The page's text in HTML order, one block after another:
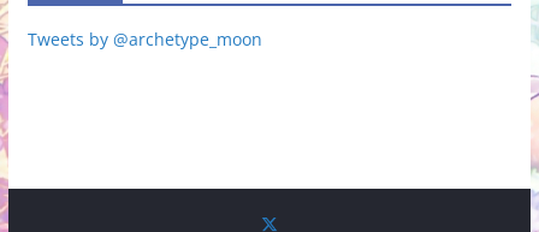
Tweets by @archetype_moon